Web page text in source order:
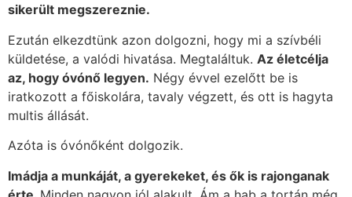
sikerült megszereznie.
Ezután elkezdtünk azon dolgozni, hogy mi a szívbéli
küldetése, a valódi hivatása. Megtaláltuk. Az életcélja
az, hogy óvónő legyen. Négy évvel ezelőtt be is
iratkozott a főiskolára, tavaly végzett, és ott is hagyta
multis állását.
Azóta is óvónőként dolgozik.
Imádja a munkáját, a gyerekeket, és ők is rajonganak